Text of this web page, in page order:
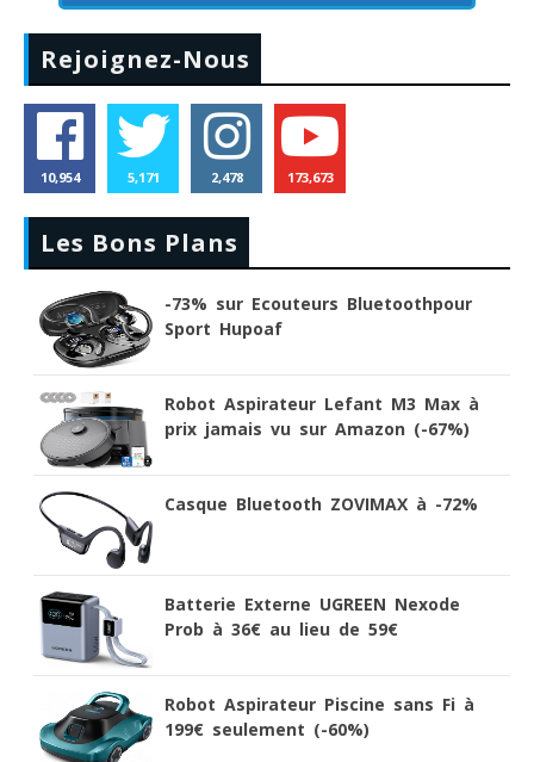
Rejoignez-Nous
10,954 5,171 2,478 173,673
Les Bons Plans
-73% sur Ecouteurs Bluetoothpour
Sport Hupoaf
Robot Aspirateur Lefant M3 Max à
prix jamais vu sur Amazon (-67%)
Casque Bluetooth ZOVIMAX à -72%
Batterie Externe UGREEN Nexode
Prob à 36€ au lieu de 59€
Robot Aspirateur Piscine sans Fi à
199€ seulement (-60%)